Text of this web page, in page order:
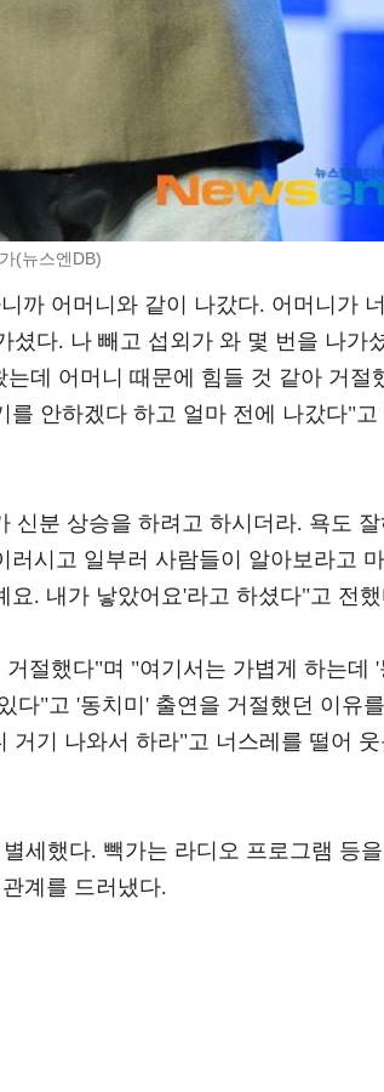
(뉴스엔DB)
까 어머니와 같이 나갔다. 어머니가
다. 나 빼고 섭외가 와 몇 번을 나가
데 어머니 때문에 힘들 것 같아 거절
안하겠다 하고 얼마 전에 나갔다"고
신분 상승을 하려고 하시더라. 욕도
시고 일부러 사람들이 알아보라고 마
. 내가 낳았어요'라고 하셨다"고 전
절했다"며 "여기서는 가볍게 하는데 '
다"고 '동치미' 출연을 거절했던 이유
거기 나와서 하라"고 너스레를 떨어
세했다. 빽가는 라디오 프로그램 등을
계를 드러냈다.